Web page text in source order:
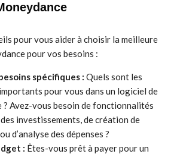
pour vous aider à choisir la meilleure
pour vos besoins :
spécifiques : Quels sont les
pour vous dans un logiciel de
Avez-vous besoin de fonctionnalités
investissements, de création de
d’analyse des dépenses ?
: Êtes-vous prêt à payer pour un